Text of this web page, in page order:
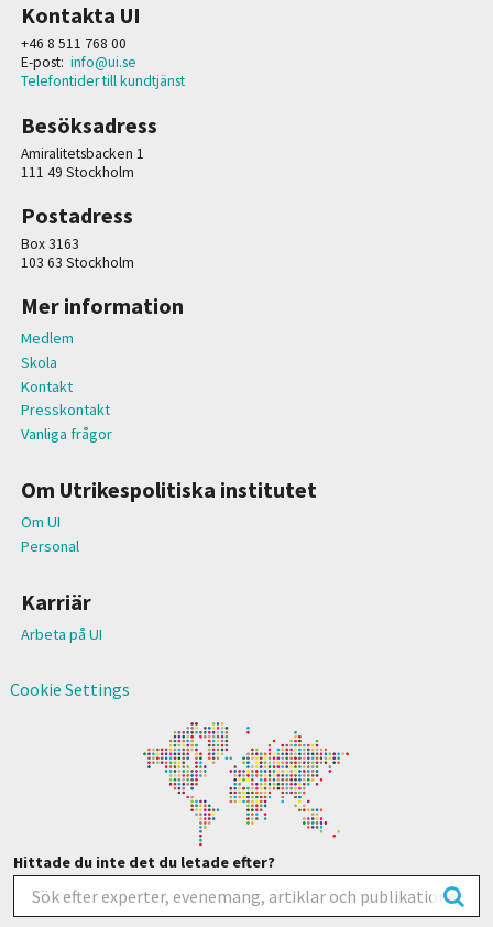
Kontakta UI
+46 8 511 768 00
E-post: info@ui.se
Telefontider till kundtjänst
Besöksadress
Amiralitetsbacken 1
111 49 Stockholm
Postadress
Box 3163
103 63 Stockholm
Mer information
Medlem
Skola
Kontakt
Presskontakt
Vanliga frågor
Om Utrikespolitiska institutet
Om UI
Personal
Karriär
Arbeta på UI
Cookie Settings
Hittade du inte det du letade efter?